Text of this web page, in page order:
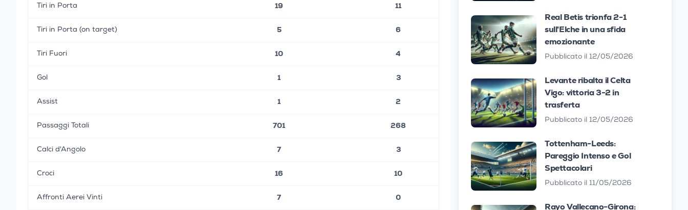
Tiri in Porta 19 11
Tiri in Porta (on target) 5 6
Tiri Fuori 10 4
Gol 1 3
Assist 1 2
Passaggi Totali 701 268
Calci d'Angolo 7 3
Croci 16 10
Affronti Aerei Vinti 7 0
Real Betis trionfa 2-1
sull'Elche in una sfida
emozionante
Pubblicato il 12/05/2026
Levante ribalta il Celta
Vigo: vittoria 3-2 in
trasferta
Pubblicato il 12/05/2026
Tottenham-Leeds:
Pareggio Intenso e Gol
Spettacolari
Pubblicato il 11/05/2026
Rayo Vallecano-Girona: